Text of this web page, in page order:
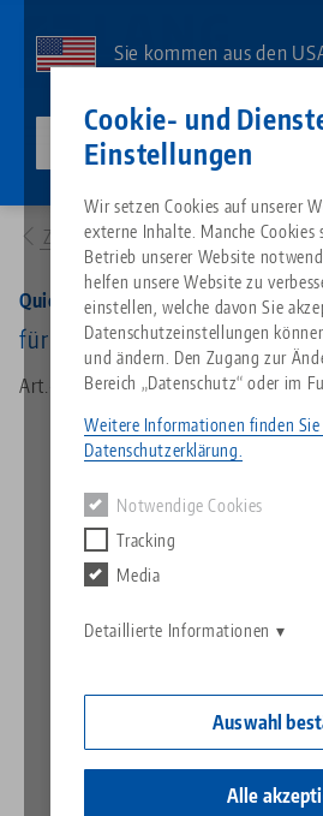
Cookie- und
Einstellungen
Wir setzen Cookies auf unserer
externe Inhalte. Manche Cookies
Betrieb unserer Website
helfen unsere Website zu
einstellen, welche davon Sie
Datenschutzeinstellungen
und ändern. Den Zugang zur
Bereich „Datenschutz“ oder im
Weitere Informationen finden Sie
Datenschutzerklärung.
Notwendige Cookies
Tracking
Media
Detaillierte Informationen
Auswahl
Alle
Inhalt
Sie kommen aus den
US-Website, um
lang-technik-usa.com
Passende Produkte
Es tut uns leid. Wir konnten keine
Zur Produktübersicht
Search
Downloads
Breadcrumb
Zur Produktübersicht
Quick•Point® 52, Quick•Lock
für 2-fach Rasterplatte 52
Art.-Nr. 45252